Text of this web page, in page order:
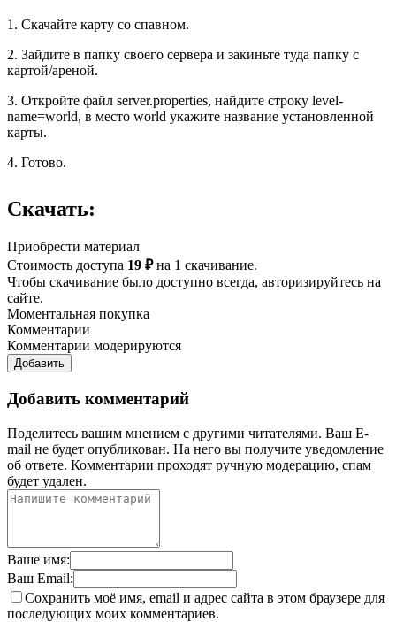
1. Скачайте карту со спавном.
2. Зайдите в папку своего сервера и закиньте туда папку с
картой/ареной.
3. Откройте файл server.properties, найдите строку level-
name=world, в место world укажите название установленной
карты.
4. Готово.
Скачать:
Приобрести материал
Стоимость доступа 19 ₽на 1 скачивание.
Чтобы скачивание было доступно всегда, авторизируйтесь на
сайте.
Моментальная покупка
Комментарии
Комментарии модерируются
Добавить
Добавить комментарий
Поделитесь вашим мнением с другими читателями. Ваш E-
mail не будет опубликован. На него вы получите уведомление
об ответе. Комментарии проходят ручную модерацию, спам
будет удален.
Ваше имя:
Ваш Email:
Сохранить моё имя, email и адрес сайта в этом браузере для
последующих моих комментариев.